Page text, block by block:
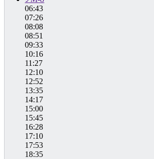
06:43
07:26
08:08
08:51
09:33
10:16
11:27
12:10
12:52
13:35
14:17
15:00
15:45
16:28
17:10
17:53
18:35